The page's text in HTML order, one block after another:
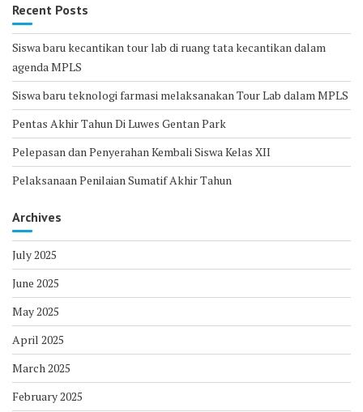
Recent Posts
Siswa baru kecantikan tour lab di ruang tata kecantikan dalam
agenda MPLS
Siswa baru teknologi farmasi melaksanakan Tour Lab dalam MPLS
Pentas Akhir Tahun Di Luwes Gentan Park
Pelepasan dan Penyerahan Kembali Siswa Kelas XII
Pelaksanaan Penilaian Sumatif Akhir Tahun
Archives
July 2025
June 2025
May 2025
April 2025
March 2025
February 2025